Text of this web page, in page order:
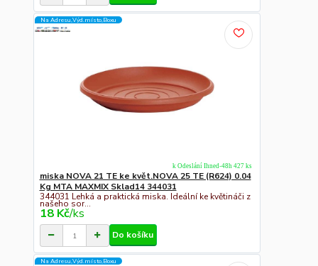
Na Adresu,Výd.místo,Boxu
miska NOVA 21 TE ke květ.NOVA 25 TE (R624) 0.04
Kg MTA MAXMIX Sklad14 344031
344031 Lehká a praktická miska. Ideální ke květináči z
našeho sor...
18 Kč/ks
k Odeslání Ihned-48h 427 ks
Do košíku
Na Adresu,Výd.místo,Boxu